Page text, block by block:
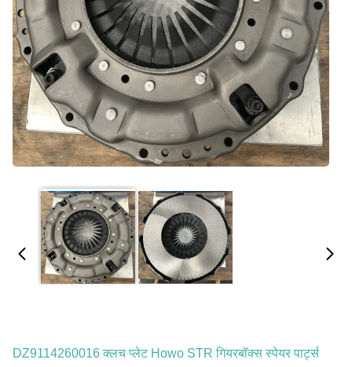
DZ9114260016 क्लच प्लेट Howo STR गियरबॉक्स स्पेयर पार्ट्स